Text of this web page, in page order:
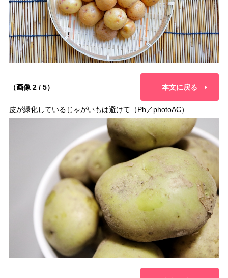
（画像 2 / 5） 本文に戻る
皮が緑化しているじゃがいもは避けて（Ph／photoAC）